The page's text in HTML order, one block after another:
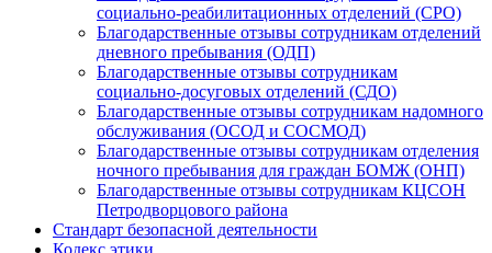
социально-реабилитационных отделений (СРО)
Благодарственные отзывы сотрудникам отделений
дневного пребывания (ОДП)
Благодарственные отзывы сотрудникам
социально-досуговых отделений (СДО)
Благодарственные отзывы сотрудникам надомного
обслуживания (ОСОД и СОСМОД)
Благодарственные отзывы сотрудникам отделения
ночного пребывания для граждан БОМЖ (ОНП)
Благодарственные отзывы сотрудникам КЦСОН
Петродворцового района
Стандарт безопасной деятельности
Кодекс этики